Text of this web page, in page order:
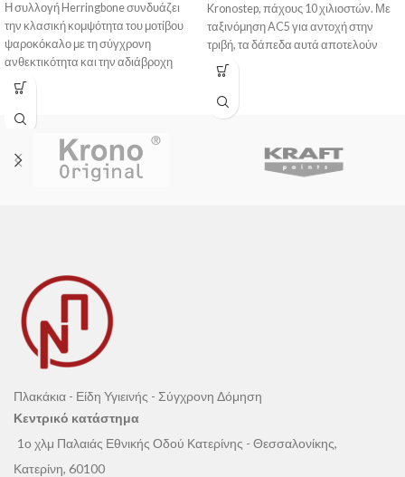
Η συλλογή Herringbone συνδυάζει
την κλασική κομψότητα του μοτίβου
ψαροκόκαλο με τη σύγχρονη
ανθεκτικότητα και την αδιάβροχη
τεχνολογία, δημιουργώντας ένα
δάπεδο που εντυπωσιάζει αισθητικά
και αποδίδει λειτουργικά. Με
σχεδιασμό που προσφέρει εύκολη
τοποθέτηση και αντοχή σε έντονη
χρήση, αποτελεί ιδανική λύση για
Kronostep, πάχους 10 χιλιοστών. Με
ταξινόμηση AC5 για αντοχή στην
τριβή, τα δάπεδα αυτά αποτελούν
ιδανική επιλογή για χώρους με έντονη
κυκλοφορία, τόσο σε σπίτια όσο και σε
εμπορικούς χώρους.
📞 Επικοινωνήστε μαζί
Πελατών
Πλακάκια - Είδη Υγιεινής - Σύγχρονη Δόμηση
Κεντρικό κατάστημα
1ο χλμ Παλαιάς Εθνικής Οδού Κατερίνης - Θεσσαλονίκης,
Κατερίνη, 60100